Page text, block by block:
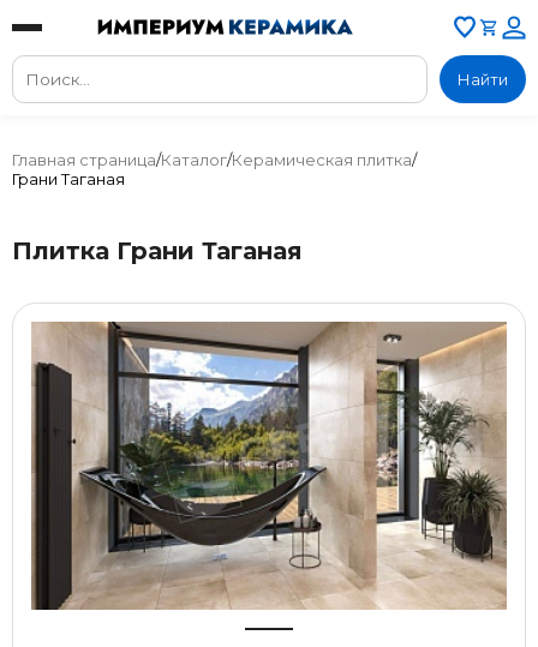
Найти
Главная страница/Каталог/Керамическая плитка/
Грани Таганая
Плитка Грани Таганая